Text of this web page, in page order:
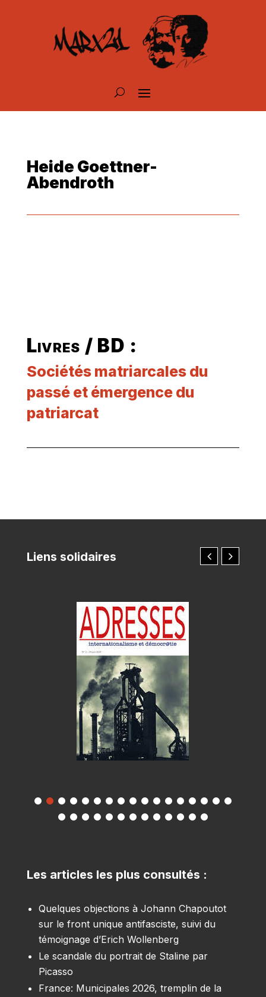
Heide Goettner-
Abendroth
Livres / BD :
Sociétés matriarcales du
passé et émergence du
patriarcat
Liens solidaires
Les articles les plus consultés :
Quelques objections à Johann Chapoutot
sur le front unique antifasciste, suivi du
témoignage d’Erich Wollenberg
Le scandale du portrait de Staline par
Picasso
France: Municipales 2026, tremplin de la